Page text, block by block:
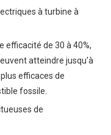
à turbine à
efficacité de 30 à 40%,
atteindre jusqu'à
efficaces de
fossile.
de